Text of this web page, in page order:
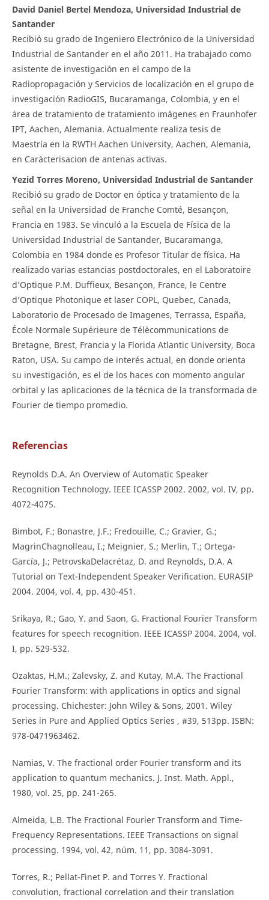
David Daniel Bertel Mendoza, Universidad Industrial de
Santander
Recibió su grado de Ingeniero Electrónico de la Universidad
Industrial de Santander en el año 2011. Ha trabajado como
asistente de investigación en el campo de la
Radiopropagación y Servicios de localización en el grupo de
investigación RadioGIS, Bucaramanga, Colombia, y en el
área de tratamiento de tratamiento imágenes en Fraunhofer
IPT, Aachen, Alemania. Actualmente realiza tesis de
Maestría en la RWTH Aachen University, Aachen, Alemania,
en Carácterisacion de antenas activas.
Yezid Torres Moreno, Universidad Industrial de Santander
Recibió su grado de Doctor en óptica y tratamiento de la
señal en la Universidad de Franche Comté, Besançon,
Francia en 1983. Se vinculó a la Escuela de Física de la
Universidad Industrial de Santander, Bucaramanga,
Colombia en 1984 donde es Profesor Titular de física. Ha
realizado varias estancias postdoctorales, en el Laboratoire
d’Optique P.M. Duffieux, Besançon, France, le Centre
d’Optique Photonique et laser COPL, Quebec, Canada,
Laboratorio de Procesado de Imagenes, Terrassa, España,
École Normale Supérieure de Télècommunications de
Bretagne, Brest, Francia y la Florida Atlantic University, Boca
Raton, USA. Su campo de interés actual, en donde orienta
su investigación, es el de los haces con momento angular
orbital y las aplicaciones de la técnica de la transformada de
Fourier de tiempo promedio.
Referencias
Reynolds D.A. An Overview of Automatic Speaker
Recognition Technology. IEEE ICASSP 2002. 2002, vol. IV, pp.
4072-4075.
Bimbot, F.; Bonastre, J.F.; Fredouille, C.; Gravier, G.;
MagrinChagnolleau, I.; Meignier, S.; Merlin, T.; Ortega-
García, J.; PetrovskaDelacrétaz, D. and Reynolds, D.A. A
Tutorial on Text-Independent Speaker Verification. EURASIP
2004. 2004, vol. 4, pp. 430-451.
Srikaya, R.; Gao, Y. and Saon, G. Fractional Fourier Transform
features for speech recognition. IEEE ICASSP 2004. 2004, vol.
I, pp. 529-532.
Ozaktas, H.M.; Zalevsky, Z. and Kutay, M.A. The Fractional
Fourier Transform: with applications in optics and signal
processing. Chichester: John Wiley & Sons, 2001. Wiley
Series in Pure and Applied Optics Series , #39, 513pp. ISBN:
978-0471963462.
Namias, V. The fractional order Fourier transform and its
application to quantum mechanics. J. Inst. Math. Appl.,
1980, vol. 25, pp. 241-265.
Almeida, L.B. The Fractional Fourier Transform and Time-
Frequency Representations. IEEE Transactions on signal
processing. 1994, vol. 42, núm. 11, pp. 3084-3091.
Torres, R.; Pellat-Finet P. and Torres Y. Fractional
convolution, fractional correlation and their translation